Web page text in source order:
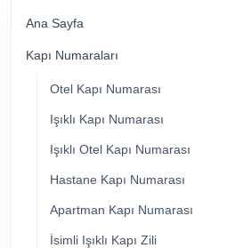
Ana Sayfa
Kapı Numaraları
Otel Kapı Numarası
Işıklı Kapı Numarası
Işıklı Otel Kapı Numarası
Hastane Kapı Numarası
Apartman Kapı Numarası
İsimli Işıklı Kapı Zili